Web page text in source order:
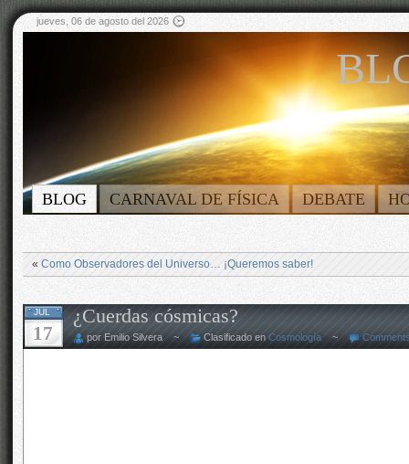
jueves, 06 de agosto del 2026
BLOG CARNAVAL DE FÍSICA DEBATE
« Como Observadores del Universo… ¡Queremos saber!
JUL
17
¿Cuerdas cósmicas?
por Emilio Silvera ~ Clasificado en Cosmología ~